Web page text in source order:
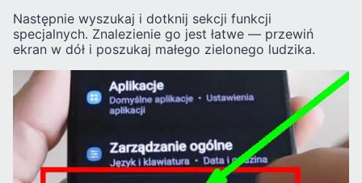
Następnie wyszukaj i dotknij sekcji funkcji
specjalnych. Znalezienie go jest łatwe — przewiń
ekran w dół i poszukaj małego zielonego ludzika.